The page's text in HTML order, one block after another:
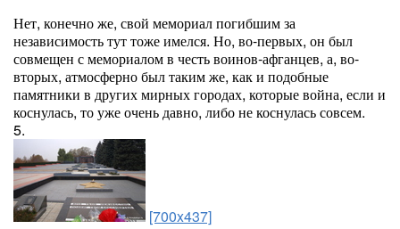
Нет, конечно же, свой мемориал погибшим за
независимость тут тоже имелся. Но, во-первых, он был
совмещен с мемориалом в честь воинов-афганцев, а, во-
вторых, атмосферно был таким же, как и подобные
памятники в других мирных городах, которые война, если и
коснулась, то уже очень давно, либо не коснулась совсем.
5.
[700x437]